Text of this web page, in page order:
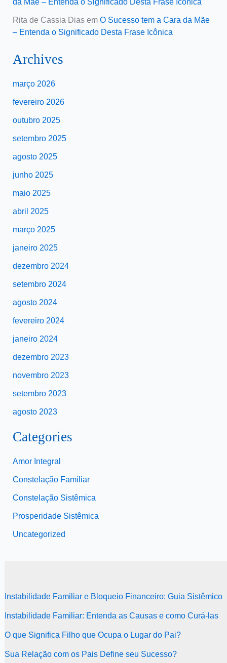
da Mãe – Entenda o Significado Desta Frase Icônica
Rita de Cassia Diasem O Sucesso tem a Cara da Mãe
– Entenda o Significado Desta Frase Icônica
Archives
março 2026
fevereiro 2026
outubro 2025
setembro 2025
agosto 2025
junho 2025
maio 2025
abril 2025
março 2025
janeiro 2025
dezembro 2024
setembro 2024
agosto 2024
fevereiro 2024
janeiro 2024
dezembro 2023
novembro 2023
setembro 2023
agosto 2023
Categories
Amor Integral
Constelação Familiar
Constelação Sistêmica
Prosperidade Sistêmica
Uncategorized
Instabilidade Familiar e Bloqueio Financeiro: Guia Sistêmico
Instabilidade Familiar: Entenda as Causas e como Curá-las
O que Significa Filho que Ocupa o Lugar do Pai?
Sua Relação com os Pais Define seu Sucesso?